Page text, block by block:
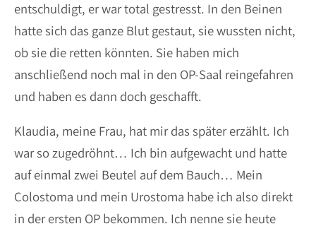
entschuldigt, er war total gestresst. In den Beinen
hatte sich das ganze Blut gestaut, sie wussten nicht,
ob sie die retten könnten. Sie haben mich
anschließend noch mal in den OP-Saal reingefahren
und haben es dann doch geschafft.
Klaudia, meine Frau, hat mir das später erzählt. Ich
war so zugedröhnt… Ich bin aufgewacht und hatte
auf einmal zwei Beutel auf dem Bauch… Mein
Colostoma und mein Urostoma habe ich also direkt
in der ersten OP bekommen. Ich nenne sie heute